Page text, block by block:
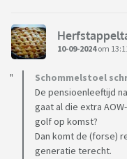
10-09-2024om
Schommelstoel
De pensioenleeftijd
gaat al die extra
golf op komst?
Dan komt de (forse)
generatie terecht.